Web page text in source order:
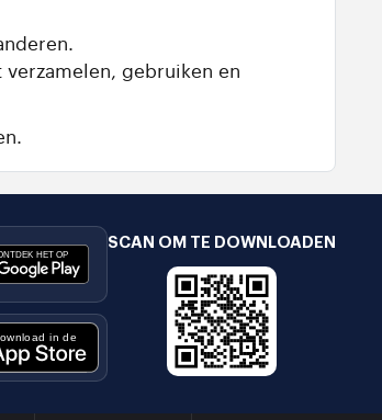
gebruiken en
SCAN OM TE DOWNLOADEN